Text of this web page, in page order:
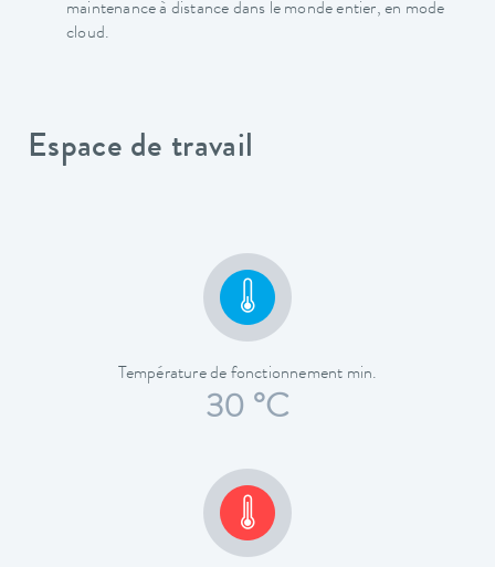
maintenance à distance dans le monde entier, en mode
cloud.
Espace de travail
Température de fonctionnement min.
30 °C